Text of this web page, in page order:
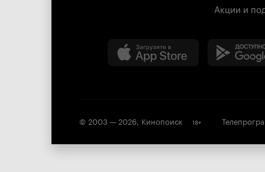
Акции и
© 2003 — 2026, Кинопоиск 18+